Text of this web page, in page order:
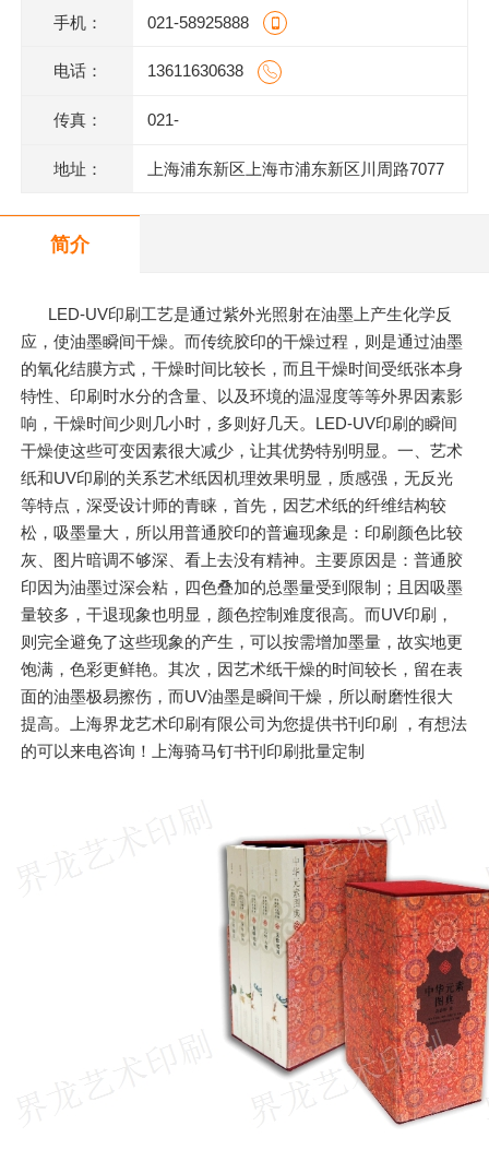
手机： 021-58925888
电话： 13611630638
传真： 021-
地址： 上海浦东新区上海市浦东新区川周路7077
简介
LED-UV印刷工艺是通过紫外光照射在油墨上产生化学反
应，使油墨瞬间干燥。而传统胶印的干燥过程，则是通过油墨
的氧化结膜方式，干燥时间比较长，而且干燥时间受纸张本身
特性、印刷时水分的含量、以及环境的温湿度等等外界因素影
响，干燥时间少则几小时，多则好几天。LED-UV印刷的瞬间
干燥使这些可变因素很大减少，让其优势特别明显。一、艺术
纸和UV印刷的关系艺术纸因机理效果明显，质感强，无反光
等特点，深受设计师的青睐，首先，因艺术纸的纤维结构较
松，吸墨量大，所以用普通胶印的普遍现象是：印刷颜色比较
灰、图片暗调不够深、看上去没有精神。主要原因是：普通胶
印因为油墨过深会粘，四色叠加的总墨量受到限制；且因吸墨
量较多，干退现象也明显，颜色控制难度很高。而UV印刷，
则完全避免了这些现象的产生，可以按需增加墨量，故实地更
饱满，色彩更鲜艳。其次，因艺术纸干燥的时间较长，留在表
面的油墨极易擦伤，而UV油墨是瞬间干燥，所以耐磨性很大
提高。上海界龙艺术印刷有限公司为您提供书刊印刷 ，有想法
的可以来电咨询！上海骑马钉书刊印刷批量定制